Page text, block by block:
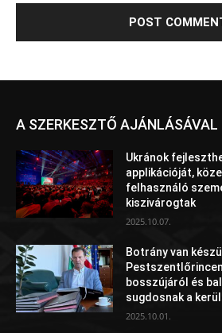
A SZERKESZTŐ AJÁNLÁSÁVAL
Ukránok
applikációját,
felhasználó
kiszivárogtak
2025.10.07.
Botrány van
bosszújáról és
sugdosnak a
2025.10.01.